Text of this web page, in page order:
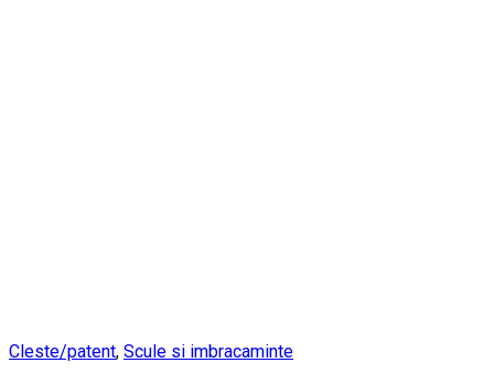
Cleste/patent, Scule si imbracaminte